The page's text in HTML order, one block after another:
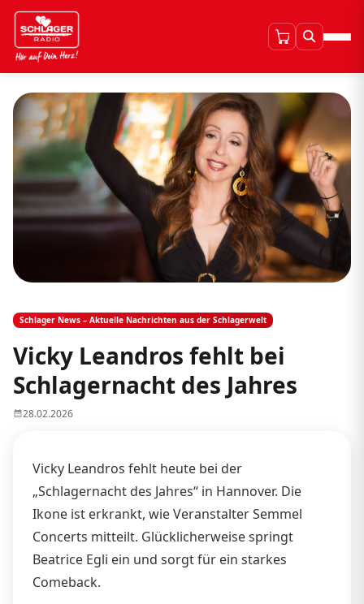
Schlager News – Aktuelle Nachrichten aus der Schlagerwelt
Vicky Leandros fehlt bei
Schlagernacht des Jahres
28.02.2026
Vicky Leandros fehlt heute bei der
„Schlagernacht des Jahres“ in Hannover. Die
Ikone ist erkrankt, wie Veranstalter Semmel
Concerts mitteilt. Glücklicherweise springt
Beatrice Egli ein und sorgt für ein starkes
Comeback.